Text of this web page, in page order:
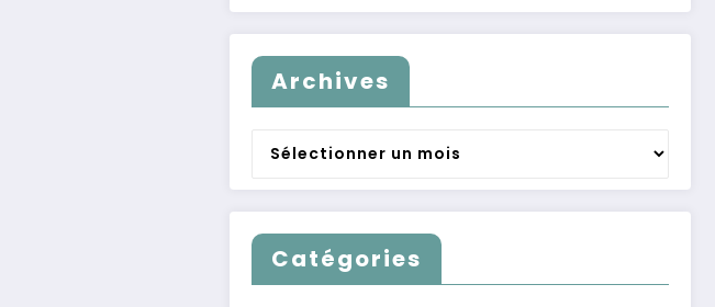
Archives
Archives
Catégories